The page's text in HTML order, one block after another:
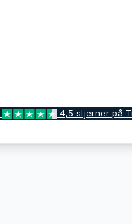
4,5 stjerner på